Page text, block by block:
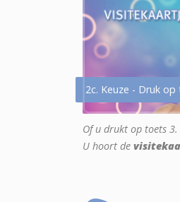
2c. Keuze - Druk
Of u drukt op toets 3.
U hoort de